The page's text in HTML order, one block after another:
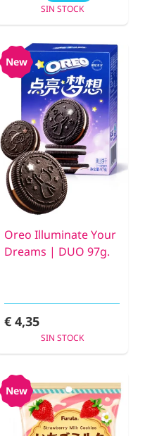
SIN STOCK
New
Oreo Illuminate Your
Dreams | DUO 97g.
€ 4,35
SIN STOCK
New